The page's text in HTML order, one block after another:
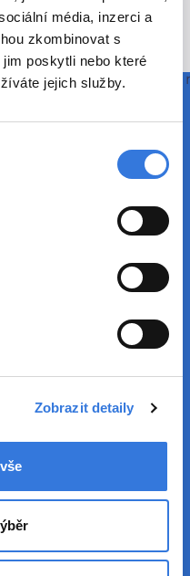
média, inzerci a
zkombinovat s
poskytli nebo které
jejich služby.
Zobrazit detaily
tuto pozici?
nebo nás kontaktujte
zaměstnance